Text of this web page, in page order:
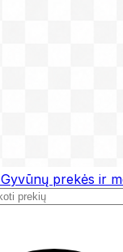
Gyvūnų prekės ir